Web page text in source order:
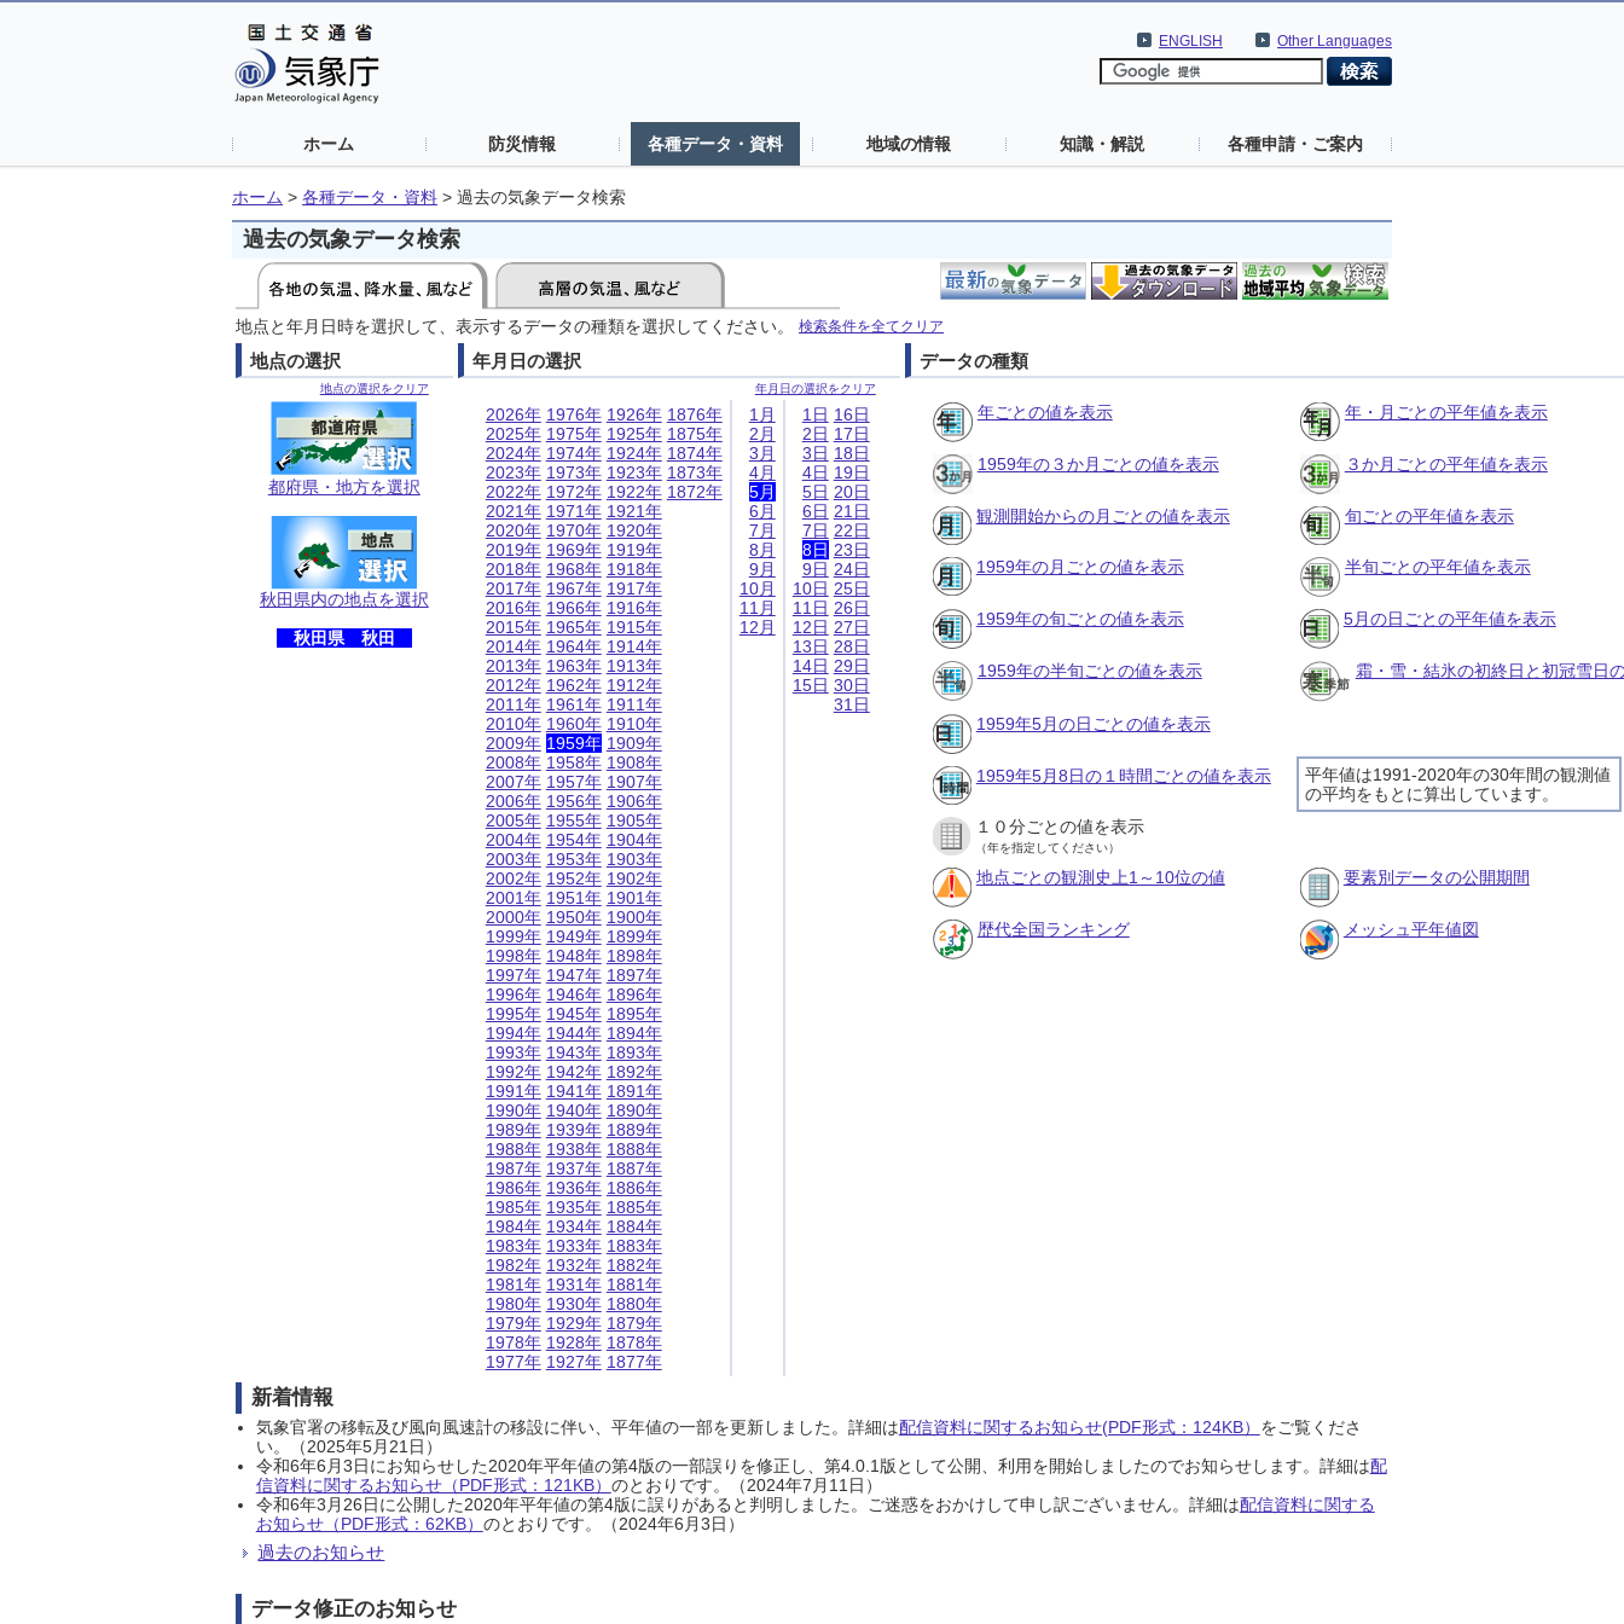
Other Languages
ENGLISH
ホーム 防災情報 各種データ・資料 地域の情報 知識・解説 各種申請・ご案内
ホーム > 各種データ・資料 > 過去の気象データ検索
過去の気象データ検索
地点と年月日時を選択して、表示するデータの種類を選択してください。 検索条件を全てクリア
地点の選択
地点の選択をクリア
都府県・地方を選択
秋田県内の地点を選択
秋田県 秋田
年月日の選択
年月日の選択をクリア
2026年
2025年
2024年
2023年
2022年
2021年
2020年
2019年
2018年
2017年
2016年
2015年
2014年
2013年
2012年
2011年
2010年
2009年
2008年
2007年
2006年
2005年
2004年
2003年
2002年
2001年
2000年
1999年
1998年
1997年
1996年
1995年
1994年
1993年
1992年
1991年
1990年
1989年
1988年
1987年
1986年
1985年
1984年
1983年
1982年
1981年
1980年
1979年
1978年
1977年
1976年
1975年
1974年
1973年
1972年
1971年
1970年
1969年
1968年
1967年
1966年
1965年
1964年
1963年
1962年
1961年
1960年
1959年
1958年
1957年
1956年
1955年
1954年
1953年
1952年
1951年
1950年
1949年
1948年
1947年
1946年
1945年
1944年
1943年
1942年
1941年
1940年
1939年
1938年
1937年
1936年
1935年
1934年
1933年
1932年
1931年
1930年
1929年
1928年
1927年
1926年
1925年
1924年
1923年
1922年
1921年
1920年
1919年
1918年
1917年
1916年
1915年
1914年
1913年
1912年
1911年
1910年
1909年
1908年
1907年
1906年
1905年
1904年
1903年
1902年
1901年
1900年
1899年
1898年
1897年
1896年
1895年
1894年
1893年
1892年
1891年
1890年
1889年
1888年
1887年
1886年
1885年
1884年
1883年
1882年
1881年
1880年
1879年
1878年
1877年
1876年
1875年
1874年
1873年
1872年
1月
2月
3月
4月
5月
6月
7月
8月
9月
10月
11月
12月
1日
2日
3日
4日
5日
6日
7日
8日
9日
10日
11日
12日
13日
14日
15日
16日
17日
18日
19日
20日
21日
22日
23日
24日
25日
26日
27日
28日
29日
30日
31日
データの種類
年ごとの値を表示 年・月ごとの平年値を表示
1959年の３か月ごとの値を表示 ３か月ごとの平年値を表示
観測開始からの月ごとの値を表示 旬ごとの平年値を表示
1959年の月ごとの値を表示 半旬ごとの平年値を表示
1959年の旬ごとの値を表示 5月の日ごとの平年値を表示
1959年の半旬ごとの値を表示 霜・雪・結氷の初終日と初冠雪日
1959年5月の日ごとの値を表示
平年値は1991-2020年の30年間の観測値
の平均をもとに算出しています。
1959年5月8日の１時間ごとの値を表示
１０分ごとの値を表示
（年を指定してください）
地点ごとの観測史上1～10位の値 要素別データの公開期間
歴代全国ランキング メッシュ平年値図
新着情報
気象官署の移転及び風向風速計の移設に伴い、平年値の一部を更新しました。詳細は配信資料に関するお知らせ(PDF形式：124KB） をご覧くださ
い。（2025年5月21日）
令和6年6月3日にお知らせした2020年平年値の第4版の一部誤りを修正し、第4.0.1版として公開、利用を開始しましたのでお知らせします。詳細は配
信資料に関するお知らせ（PDF形式：121KB） のとおりです。（2024年7月11日）
令和6年3月26日に公開した2020年平年値の第4版に誤りがあると判明しました。ご迷惑をおかけして申し訳ございません。詳細は配信資料に関する
お知らせ（PDF形式：62KB） のとおりです。（2024年6月3日）
過去のお知らせ
データ修正のお知らせ